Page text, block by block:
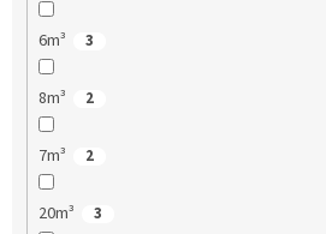
6m³ 3
8m³ 2
7m³ 2
20m³ 3